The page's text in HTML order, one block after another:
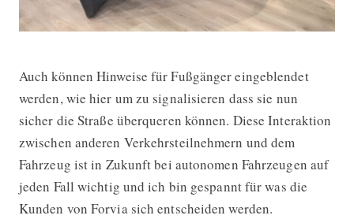
Auch können Hinweise für Fußgänger eingeblendet
werden, wie hier um zu signalisieren dass sie nun
sicher die Straße überqueren können. Diese Interaktion
zwischen anderen Verkehrsteilnehmern und dem
Fahrzeug ist in Zukunft bei autonomen Fahrzeugen auf
jeden Fall wichtig und ich bin gespannt für was die
Kunden von Forvia sich entscheiden werden.